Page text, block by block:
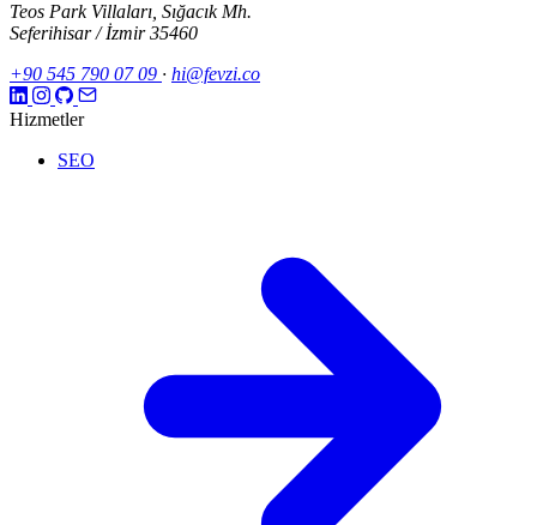
Teos Park Villaları, Sığacık Mh.
Seferihisar / İzmir 35460
+90 545 790 07 09 · hi@fevzi.co
Hizmetler
SEO